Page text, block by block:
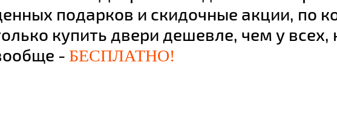
подарков и скидочные акции, по
купить двери дешевле, чем у всех,
- БЕСПЛАТНО!